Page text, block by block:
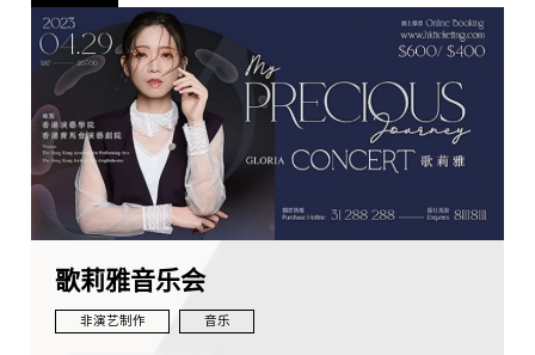
歌莉雅音乐会
非演艺制作 音乐